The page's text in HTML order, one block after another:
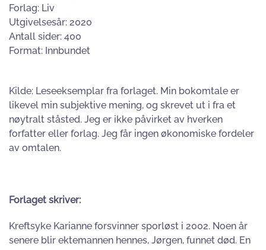
Forlag: Liv
Utgivelsesår: 2020
Antall sider: 400
Format: Innbundet
Kilde: Leseeksemplar fra forlaget. Min bokomtale er
likevel min subjektive mening, og skrevet ut i fra et
nøytralt ståsted. Jeg er ikke påvirket av hverken
forfatter eller forlag. Jeg får ingen økonomiske fordeler
av omtalen.
Forlaget skriver:
Kreftsyke Karianne forsvinner sporløst i 2002. Noen år
senere blir ektemannen hennes, Jørgen, funnet død. En